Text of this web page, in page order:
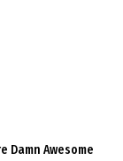
Damn Awesome